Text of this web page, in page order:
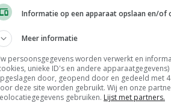
‘Sneeuwschimmel
Informatie op een apparaat opslaan en/of
Meer informatie
persoonsgegevens worden verwerkt en
unieke ID's en andere
door, geopend door en gedeeld met
deze site worden gebruikt. Wij en onze
gebruiken. Lijst met partners.